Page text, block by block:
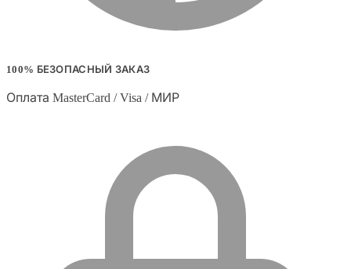
100% БЕЗОПАСНЫЙ ЗАКАЗ
Оплата MasterCard / Visa / МИР